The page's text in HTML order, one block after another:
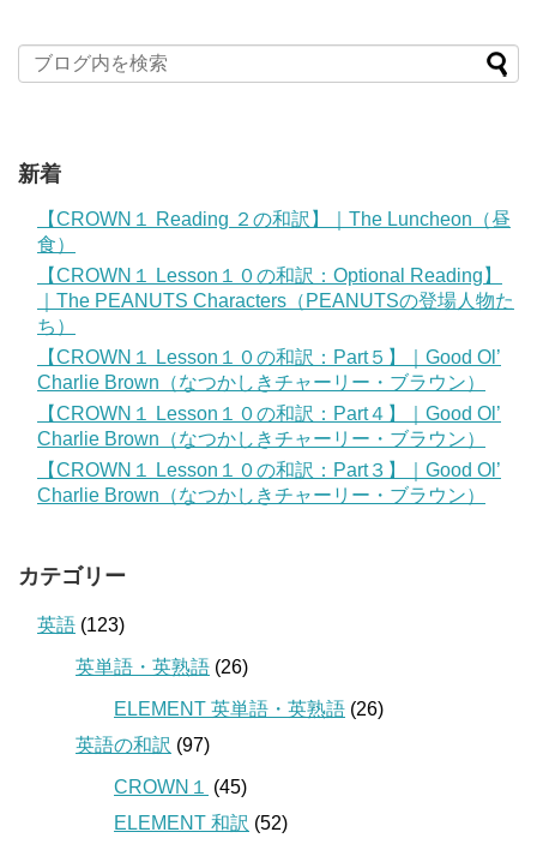
新着
【CROWN１ Reading ２の和訳】｜The Luncheon（昼
食）
【CROWN１ Lesson１０の和訳：Optional Reading】
｜The PEANUTS Characters（PEANUTSの登場人物た
ち）
【CROWN１ Lesson１０の和訳：Part５】｜Good Ol’
Charlie Brown（なつかしきチャーリー・ブラウン）
【CROWN１ Lesson１０の和訳：Part４】｜Good Ol’
Charlie Brown（なつかしきチャーリー・ブラウン）
【CROWN１ Lesson１０の和訳：Part３】｜Good Ol’
Charlie Brown（なつかしきチャーリー・ブラウン）
カテゴリー
英語 (123)
英単語・英熟語 (26)
ELEMENT 英単語・英熟語 (26)
英語の和訳 (97)
CROWN１
(45)
ELEMENT 和訳 (52)